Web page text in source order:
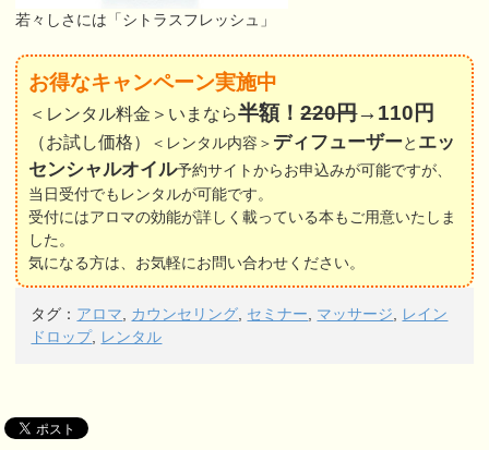
若々しさには「シトラスフレッシュ」
お得なキャンペーン実施中
＜レンタル料金＞いまなら半額！220円→110円
（お試し価格） ＜レンタル内容＞ ディフューザーと エッ
センシャルオイル予約サイトからお申込みが可能ですが、
当日受付でもレンタルが可能です。
受付にはアロマの効能が詳しく載っている本もご用意いたしま
した。
気になる方は、お気軽にお問い合わせください。
タグ： アロマ カウンセリング セミナー マッサージ
レイン
ドロップ, レンタル